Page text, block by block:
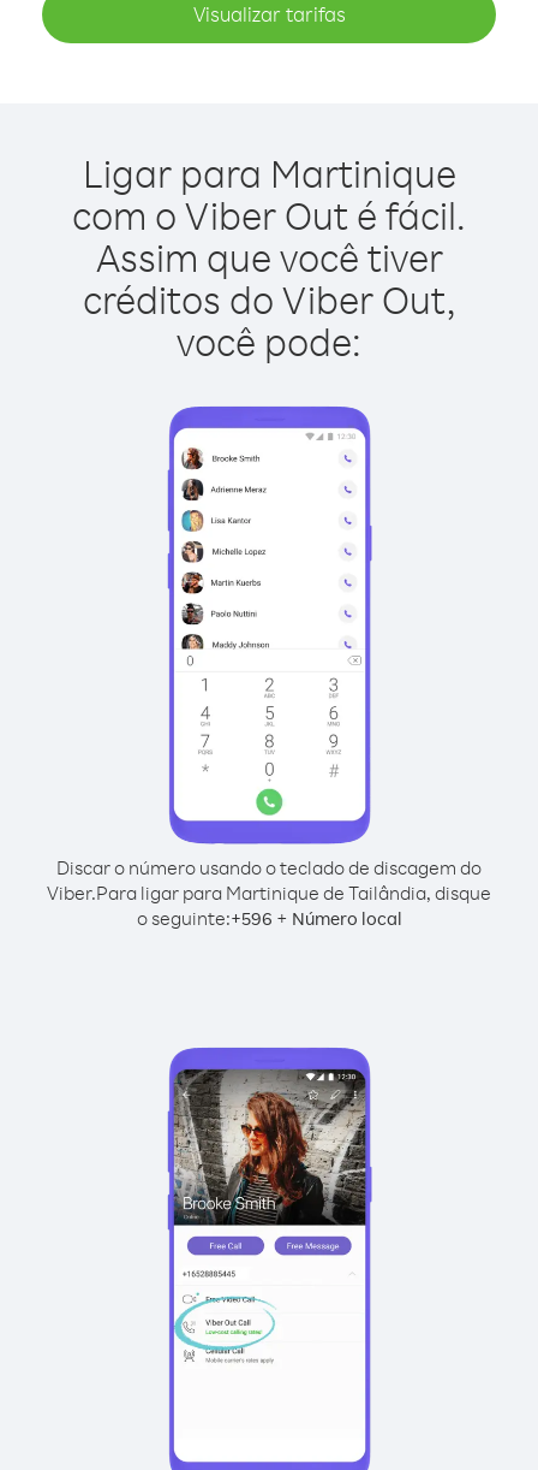
Visualizar tarifas
Ligar para Martinique
com o Viber Out é fácil.
Assim que você tiver
créditos do Viber Out,
você pode:
Discar o número usando o teclado de discagem do
Viber.Para ligar para Martinique de Tailândia, disque
o seguinte:+596 + Número local